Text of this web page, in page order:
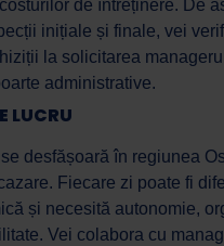
de întreținere. De
inițiale și finale, vei
la solicitarea
administrative.
LUCRU
desfășoară în regiunea
Fiecare zi poate fi
și necesită autonomie,
Vei colabora cu